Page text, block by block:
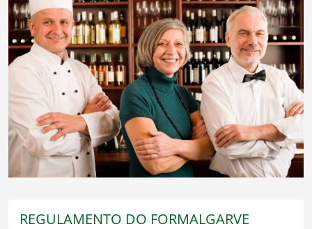
REGULAMENTO DO FORMALGARVE